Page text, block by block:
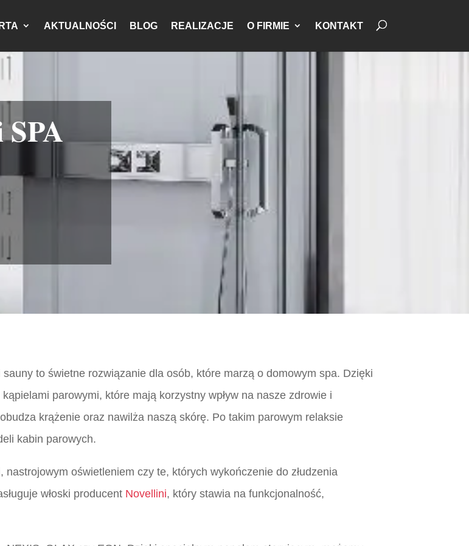
AKTUALNOŚCI BLOG REALIZACJE O FIRMIE KONTAKT
to świetne rozwiązanie dla osób, które marzą o domowym spa. Dzięki
parowymi, które mają korzystny wpływ na nasze zdrowie i
krążenie oraz nawilża naszą skórę. Po takim parowym relaksie
kabin parowych.
oświetleniem czy te, których wykończenie do złudzenia
włoski producent Novellini, który stawia na funkcjonalność,